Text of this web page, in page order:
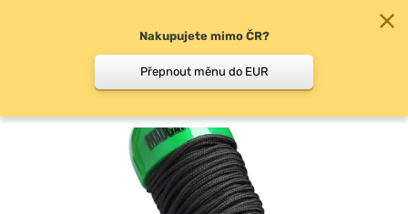
Bójky, markery
Nakupujete mimo ČR?
Přepnout měnu do EUR